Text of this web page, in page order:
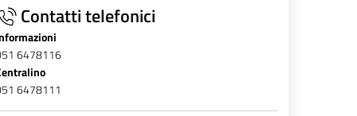
Contatti telefonici
6478116
6478111